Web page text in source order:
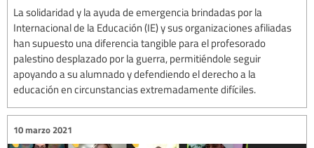
La solidaridad y la ayuda de emergencia brindadas por la
Internacional de la Educación (IE) y sus organizaciones afiliadas
han supuesto una diferencia tangible para el profesorado
palestino desplazado por la guerra, permitiéndole seguir
apoyando a su alumnado y defendiendo el derecho a la
educación en circunstancias extremadamente difíciles.
10 marzo 2021